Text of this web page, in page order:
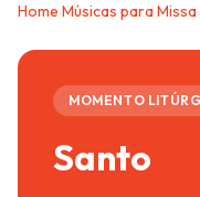
Home Músicas para Missa
MOMENTO
Santo